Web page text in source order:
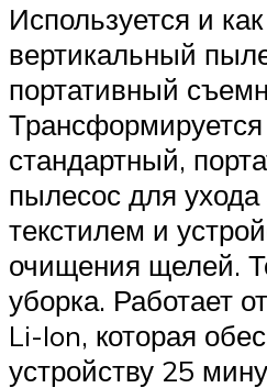
Используется и
вертикальный
портативный
стандартный,
пылесос для
текстилем и
очищения щелей.
уборка. Работает
Li-Ion, которая
устройству 25